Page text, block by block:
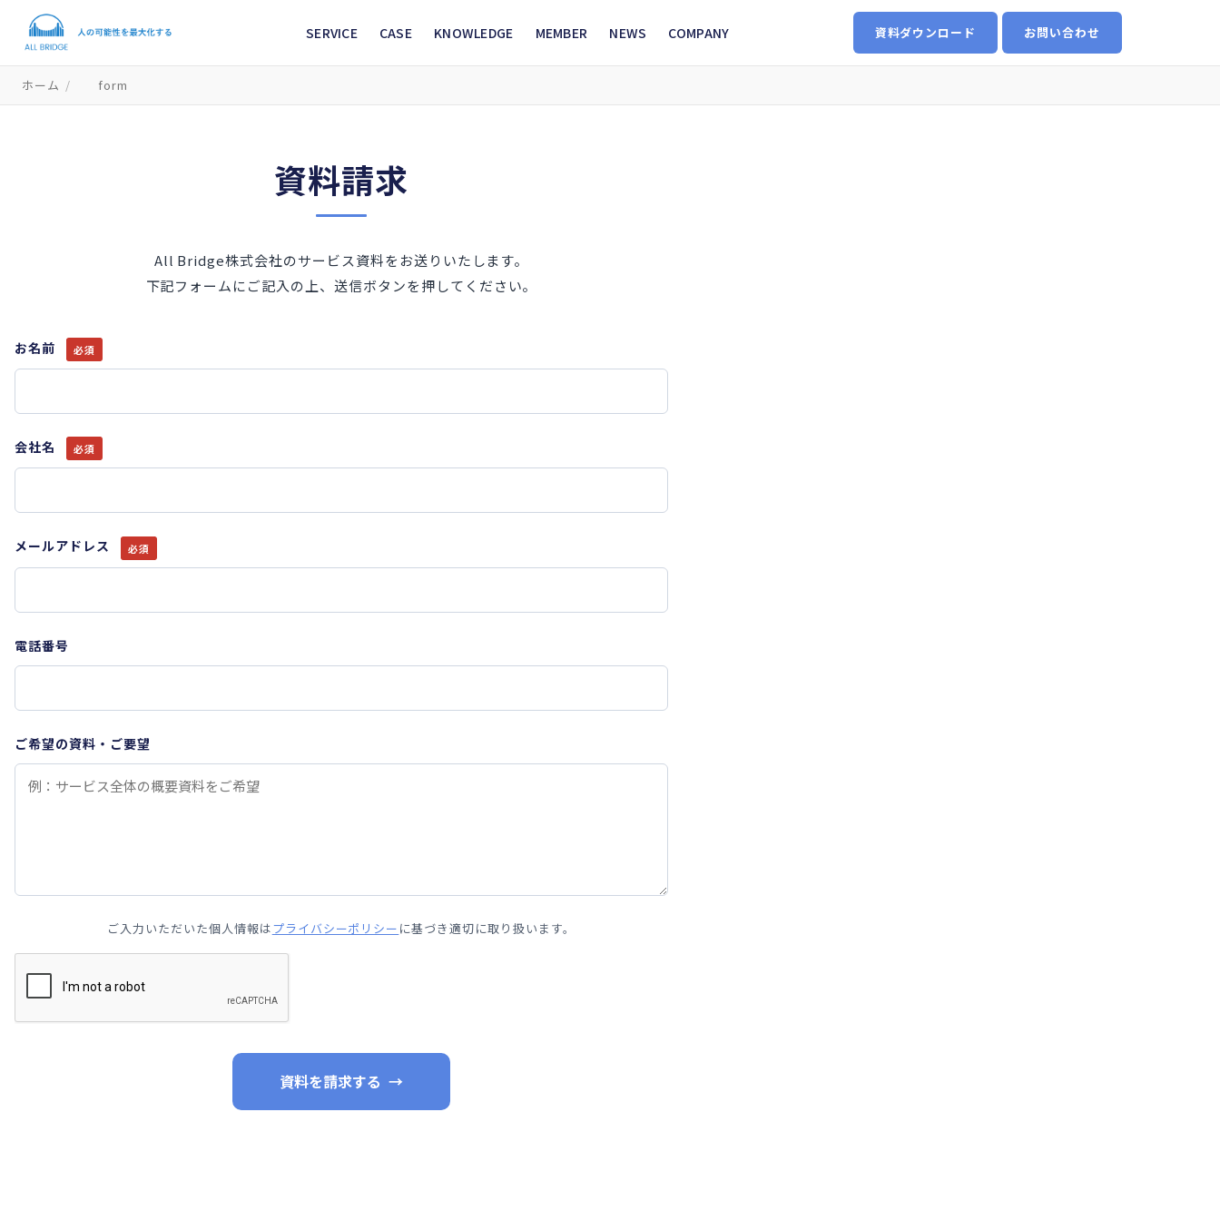
SERVICE CASE KNOWLEDGE MEMBER NEWS COMPANY 資料ダウンロード お問い合わせ
ホーム / form
資料請求
All Bridge株式会社のサービス資料をお送りいたします。
下記フォームにご記入の上、送信ボタンを押してください。
お名前 必須
会社名 必須
メールアドレス 必須
電話番号
ご希望の資料・ご要望
ご入力いただいた個人情報はプライバシーポリシー に基づき適切に取り扱います。
資料を請求する